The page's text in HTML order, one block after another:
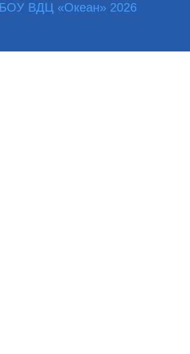
ВДЦ «Океан» 2026